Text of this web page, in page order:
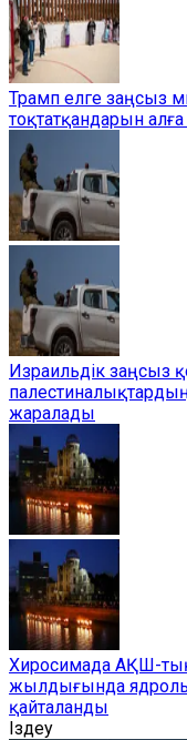
Трамп елге заңсыз
тоқтатқандарын алға
Израильдік заңсыз
жаралады
Хиросимада АҚШ-
жылдығында
қайталанды
Іздеу